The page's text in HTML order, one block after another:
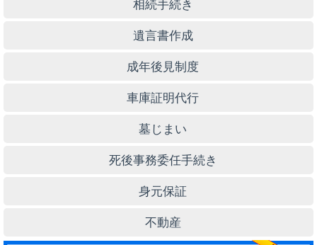
相続手続き
遺言書作成
成年後見制度
車庫証明代行
墓じまい
死後事務委任手続き
身元保証
不動産